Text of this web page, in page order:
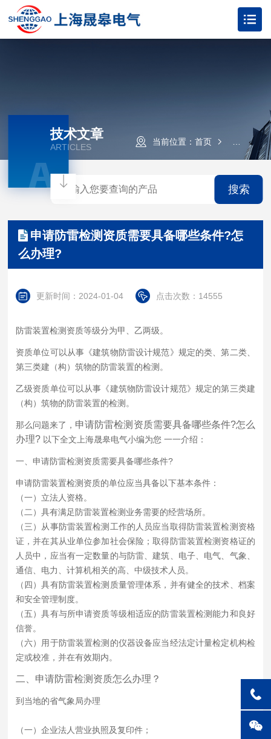
当前位置： 首页 技术文章
A
技术文章
ARTICLES
搜索
申请防雷检测资质需要具备哪些条件?怎
么办理?
更新时间：2024-01-04 点击次数：14555
防雷装置检测资质等级分为甲、乙两级。
资质单位可以从事《建筑物防雷设计规范》规定的类、第二类、
第三类建（构）筑物的防雷装置的检测。
乙级资质单位可以从事《建筑物防雷设计规范》规定的第三类建
（构）筑物的防雷装置的检测。
那么问题来了， 申请防雷检测资质需要具备哪些条件?怎么
办理? 以下全文上海晟皋电气小编为您 一一介绍：
一、申请防雷检测资质需要具备哪些条件?
申请防雷装置检测资质的单位应当具备以下基本条件：
（一）立法人资格。
（二）具有满足防雷装置检测业务需要的经营场所。
（三）从事防雷装置检测工作的人员应当取得防雷装置检测资格
证，并在其从业单位参加社会保险；取得防雷装置检测资格证的
人员中，应当有一定数量的与防雷、建筑、电子、电气、气象、
通信、电力、计算机相关的高、中级技术人员。
（四）具有防雷装置检测质量管理体系，并有健全的技术、档案
和安全管理制度。
（五）具有与所申请资质等级相适应的防雷装置检测能力和良好
信誉。
（六）用于防雷装置检测的仪器设备应当经法定计量检定机构检
定或校准，并在有效期内。
二、申请防雷检测资质怎么办理？
到当地的省气象局办理
（一）企业法人营业执照及复印件；